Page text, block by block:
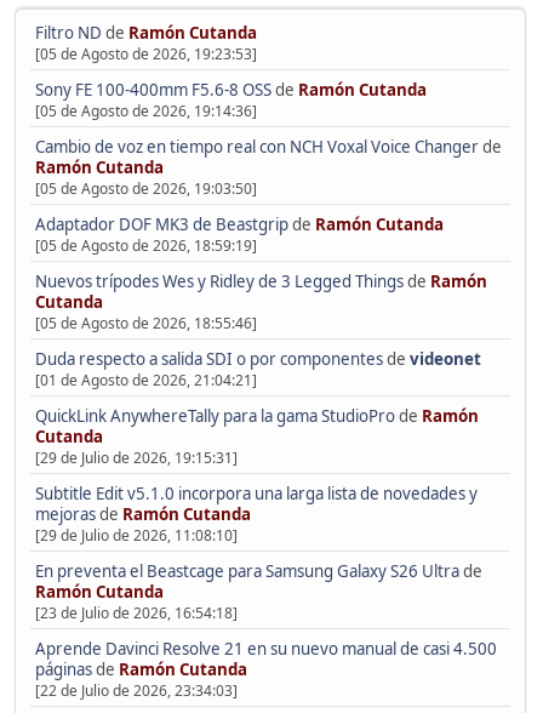
Filtro ND de Ramón Cutanda
[05 de Agosto de 2026, 19:23:53]
Sony FE 100-400mm F5.6-8 OSSde Ramón Cutanda
[05 de Agosto de 2026, 19:14:36]
Cambio de voz en tiempo real con NCH Voxal Voice Changerde
Ramón Cutanda
[05 de Agosto de 2026, 19:03:50]
Adaptador DOF MK3 de Beastgripde Ramón Cutanda
[05 de Agosto de 2026, 18:59:19]
Nuevos trípodes Wes y Ridley de 3 Legged Thingsde Ramón
Cutanda
[05 de Agosto de 2026, 18:55:46]
Duda respecto a salida SDI o por componentesde videonet
[01 de Agosto de 2026, 21:04:21]
QuickLink AnywhereTally para la gama StudioProde Ramón
Cutanda
[29 de Julio de 2026, 19:15:31]
Subtitle Edit v5.1.0 incorpora una larga lista de novedades y
mejorasde Ramón Cutanda
[29 de Julio de 2026, 11:08:10]
En preventa el Beastcage para Samsung Galaxy S26 Ultrade
Ramón Cutanda
[23 de Julio de 2026, 16:54:18]
Aprende Davinci Resolve 21 en su nuevo manual de casi 4.500
páginasde Ramón Cutanda
[22 de Julio de 2026, 23:34:03]